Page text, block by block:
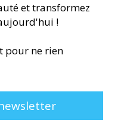
et transformez
!
pour ne rien